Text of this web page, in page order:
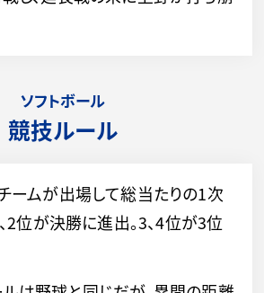
ソフトボール
競技ルール
ムが出場して総当たりの1次
2位が決勝に進出。3、4位が3位